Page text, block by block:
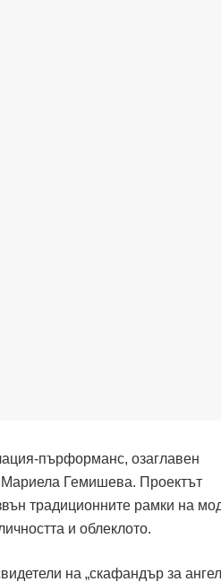
пърформанс, озаглавен
Мариела Гемишева. Проектът
традиционните рамки на
и облеклото.
на „скафандър за